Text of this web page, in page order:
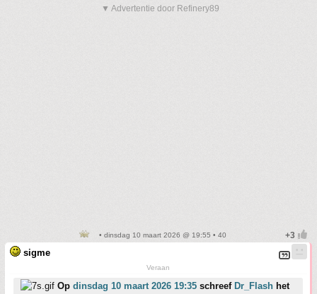
▼ Advertentie door Refinery89
• dinsdag 10 maart 2026 @ 19:55 • 40
sigme
Veraan
Op dinsdag 10 maart 2026 19:35 schreef Dr_Flash het